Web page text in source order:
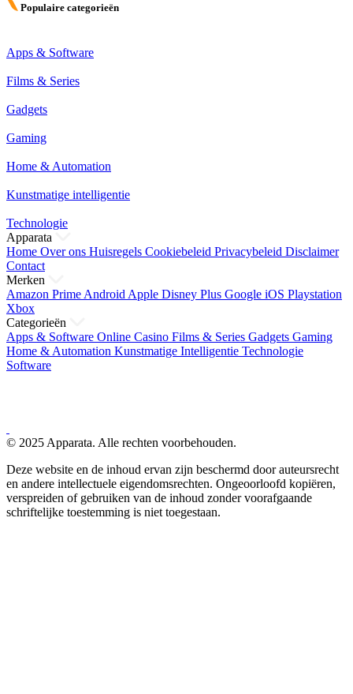
Populaire categorieën
Apps & Software
Films & Series
Gadgets
Gaming
Home & Automation
Kunstmatige intelligentie
Technologie
Apparata
Home Over ons Huisregels Cookiebeleid Privacybeleid Disclaimer
Contact
Merken
Amazon Prime Android Apple Disney Plus Google iOS Playstation
Xbox
Categorieën
Apps & Software Online Casino Films & Series Gadgets Gaming
Home & Automation Kunstmatige Intelligentie Technologie
Software
© 2025 Apparata. Alle rechten voorbehouden.
Deze website en de inhoud ervan zijn beschermd door auteursrecht
en andere intellectuele eigendomsrechten. Ongeoorloofd kopiëren,
verspreiden of gebruiken van de inhoud zonder voorafgaande
schriftelijke toestemming is niet toegestaan.